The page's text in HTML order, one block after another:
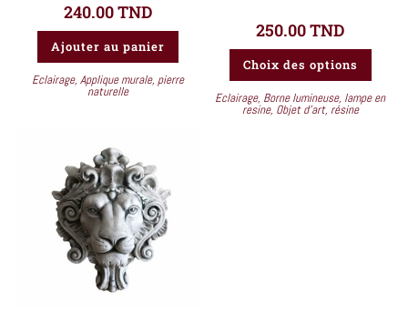
240.00TND
Ajouter au panier
Eclairage, Applique murale, pierre
naturelle
250.00TND
Choix des options
Eclairage, Borne lumineuse, lampe en
resine, Objet d'art, résine